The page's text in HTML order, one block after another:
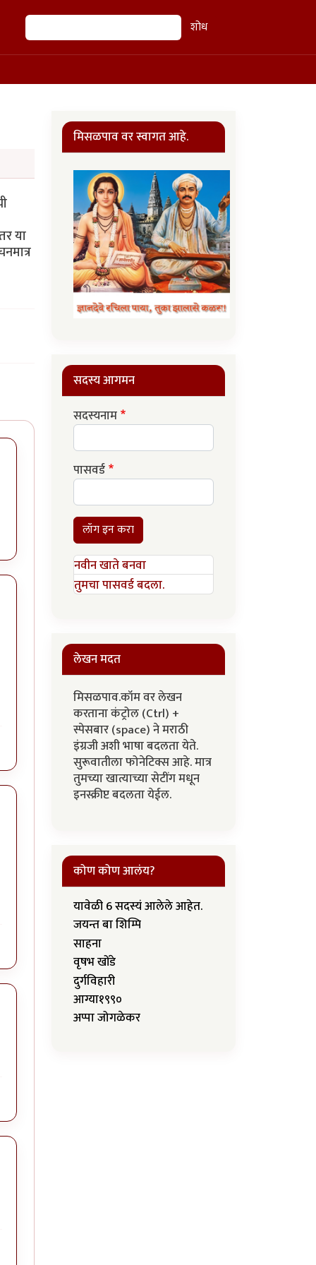
शोध शोध
या
मिसळपाव वर स्वागत आहे.
सदस्य आगमन
सदस्यनाम
पासवर्ड
लॉग इन करा
नवीन खाते बनवा
तुमचा पासवर्ड बदला.
लेखन मदत
मिसळपाव.कॉम वर लेखन
करताना कंट्रोल (Ctrl) +
स्पेसबार (space) ने मराठी
इंग्रजी अशी भाषा बदलता येते.
सुरूवातीला फोनेटिक्स आहे. मात्र
तुमच्या खात्याच्या सेटींग मधून
इनस्क्रीप्ट बदलता येईल.
कोण कोण आलंय?
यावेळी 6 सदस्यं आलेले आहेत.
जयन्त बा शिम्पि
साहना
वृषभ खोंडे
दुर्गविहारी
आग्या१९९०
अप्पा जोगळेकर